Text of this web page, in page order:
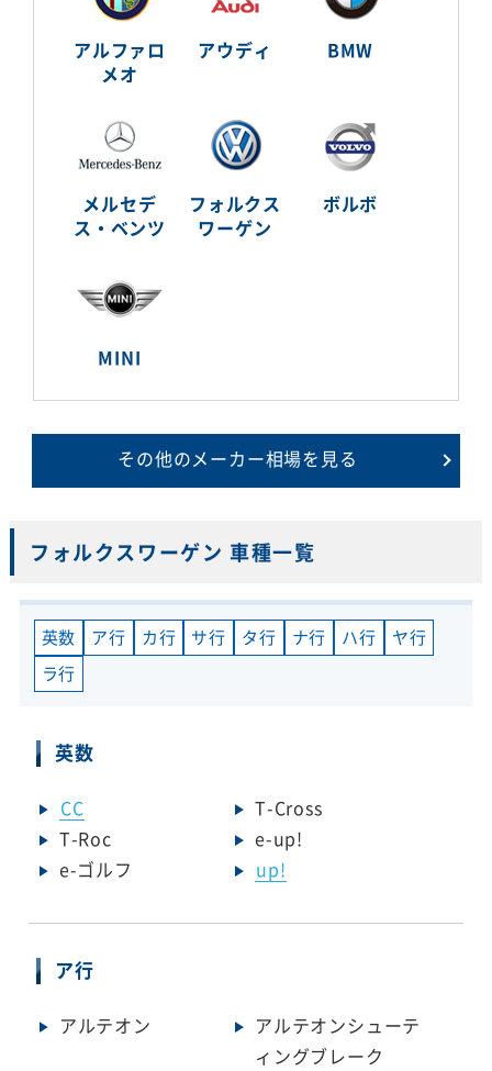
アルファロ
メオ
アウディ BMW
メルセデ
ス・ベンツ
フォルクス
ワーゲン
ボルボ
MINI
その他のメーカー相場を見る
フォルクスワーゲン 車種一覧
英数 ア行 カ行 サ行 タ行 ナ行 ハ行
ヤ行
ラ行
英数
CC
T-Cross
T-Roc
e-up!
e-ゴルフ
up!
ア行
アルテオン
アルテオンシューテ
ィングブレーク